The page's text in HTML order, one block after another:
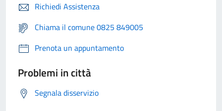
Richiedi Assistenza
Chiama il comune 0825 849005
Prenota un appuntamento
Problemi in città
Segnala disservizio